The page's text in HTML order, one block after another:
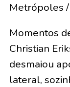
Metrópoles
Momentos
Christian
desmaiou
lateral,